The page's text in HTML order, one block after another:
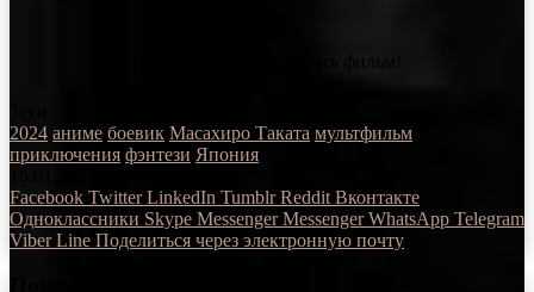
2024 аниме боевик Масахиро Таката мультфильм
приключения фэнтези Япония
Facebook Twitter LinkedIn Tumblr Reddit Вконтакте
Одноклассники Skype Messenger Messenger WhatsApp Telegram
Viber Line Поделиться через электронную почту